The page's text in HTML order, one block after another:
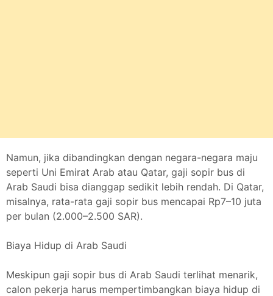
Namun, jika dibandingkan dengan negara-negara maju
seperti Uni Emirat Arab atau Qatar, gaji sopir bus di
Arab Saudi bisa dianggap sedikit lebih rendah. Di Qatar,
misalnya, rata-rata gaji sopir bus mencapai Rp7–10 juta
per bulan (2.000–2.500 SAR).
Biaya Hidup di Arab Saudi
Meskipun gaji sopir bus di Arab Saudi terlihat menarik,
calon pekerja harus mempertimbangkan biaya hidup di